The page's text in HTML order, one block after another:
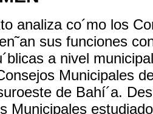
analiza co´mo los
sus funciones
a nivel
Municipales
de Bahí´a.
Municipales